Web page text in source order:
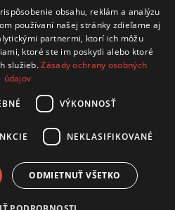
Mesto nad Váhom
obsahu, reklám a analýzu
používaní našej stránky zdieľame aj
partnermi, ktorí ich môžu
ktoré ste im poskytli alebo ktoré
služieb.Zásady ochrany osobných
údajov
VÝKONNOSŤ
NEKLASIFIKOVANÉ
ODMIETNUŤ VŠETKO